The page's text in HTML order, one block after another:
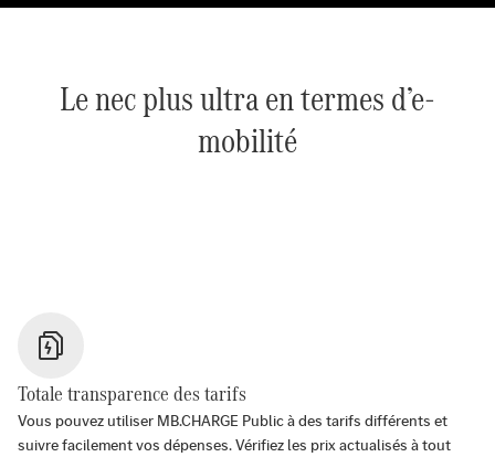
Le nec plus ultra en termes d’e-
mobilité
Totale transparence des tarifs
Vous pouvez utiliser MB.CHARGE Public à des tarifs différents et
suivre facilement vos dépenses. Vérifiez les prix actualisés à tout